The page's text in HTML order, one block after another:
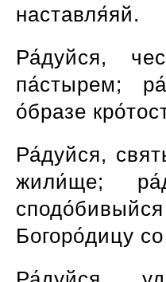
наставля́яй.
Ра́дуйся,
па́стырем;
о́бразе
Ра́дуйся,
жили́ще;
Богоро́дицу